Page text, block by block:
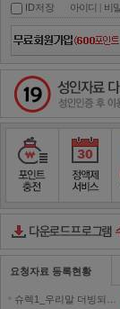
9 어서와
10 맛 좀 보실래요
1 더 킹
ID저장 아이디 | 비
포인트충전
요청자료 등록현황